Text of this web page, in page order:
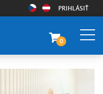
PRIHLÁSIŤ
0